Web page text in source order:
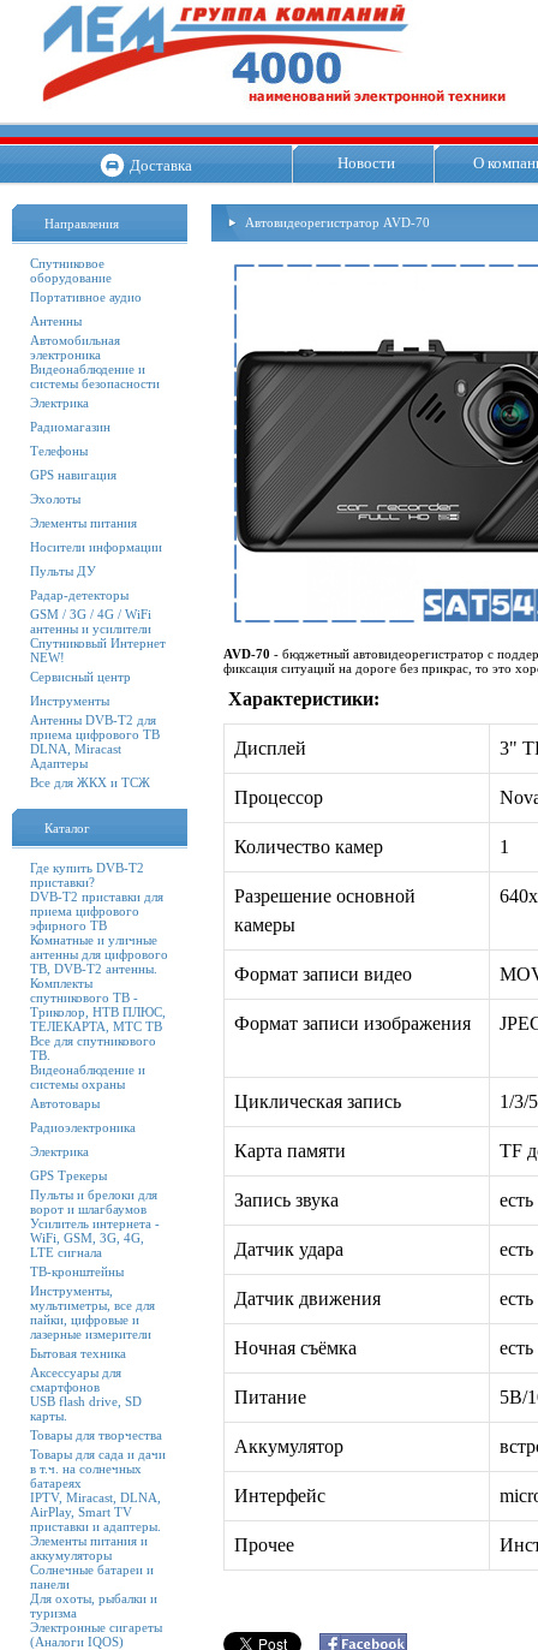
Доставка Новости О
Направления
Спутниковое
оборудование
Портативное аудио
Антенны
Автомобильная
электроника
Видеонаблюдение и
системы безопасности
Электрика
Радиомагазин
Телефоны
GPS навигация
Эхолоты
Элементы питания
Носители информации
Пульты ДУ
Радар-детекторы
GSM / 3G / 4G / WiFi
антенны и усилители
Спутниковый Интернет
NEW!
Сервисный центр
Инструменты
Антенны DVB-T2 для
приема цифрового ТВ
DLNA, Miracast
Адаптеры
Все для ЖКХ и ТСЖ
Каталог
Где купить DVB-T2
приставки?
DVB-T2 приставки для
приема цифрового
эфирного ТВ
Комнатные и уличные
антенны для цифрового
ТВ, DVB-T2 антенны.
Комплекты
спутникового ТВ -
Триколор, НТВ ПЛЮС,
ТЕЛЕКАРТА, МТС ТВ
Все для спутникового
ТВ.
Видеонаблюдение и
системы охраны
Автотовары
Радиоэлектроника
Электрика
GPS Трекеры
Пульты и брелоки для
ворот и шлагбаумов
Усилитель интернета -
WiFi, GSM, 3G, 4G,
LTE сигнала
ТВ-кронштейны
Инструменты,
мультиметры, все для
пайки, цифровые и
лазерные измерители
Бытовая техника
Аксессуары для
смартфонов
USB flash drive, SD
карты.
Товары для творчества
Товары для сада и дачи
в т.ч. на солнечных
батареях
IPTV, Miracast, DLNA,
AirPlay, Smart TV
приставки и адаптеры.
Элементы питания и
аккумуляторы
Солнечные батареи и
панели
Для охоты, рыбалки и
туризма
Электронные сигареты
(Аналоги IQOS)
Автовидеорегистратор AVD-70
AVD-70 - бюджетный автовидеорегистратор с
фиксация ситуаций на дороге без прикрас, то это
Характеристики:
Дисплей 3"
Процессор
Количество камер 1
Разрешение основной
камеры
Формат записи видео
Формат записи изображения
Циклическая запись 1/
Карта памяти TF
Запись звука
Датчик удара
Датчик движения
Ночная съёмка
Питание 5В/
Аккумулятор
Интерфейс
Прочее